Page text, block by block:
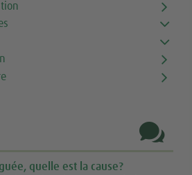

quelle est la cause?